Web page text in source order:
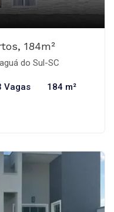
184m²
do Sul-SC
Vagas 184 m²